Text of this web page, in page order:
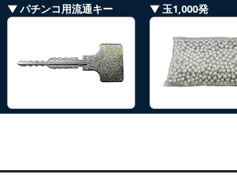
▼ パチンコ用流通キー ▼ 玉1,000発